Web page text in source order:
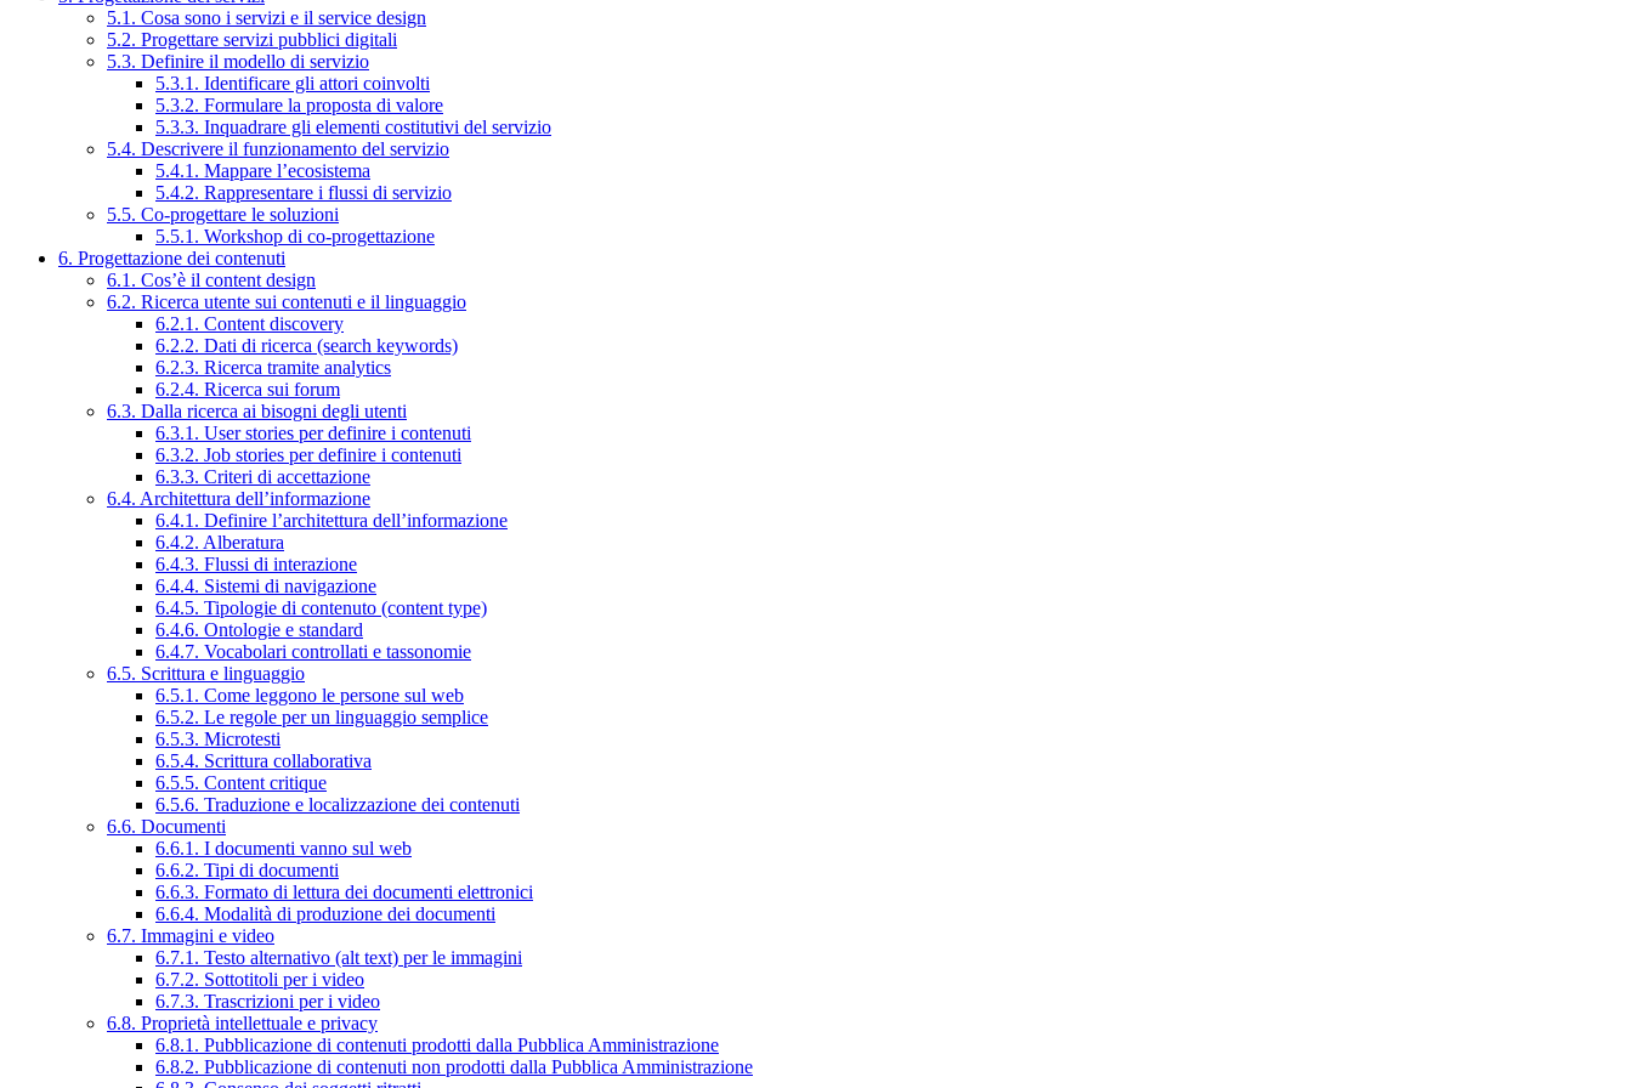
5.1. Cosa sono i servizi e il service design
5.2. Progettare servizi pubblici digitali
5.3. Definire il modello di servizio
5.3.1. Identificare gli attori coinvolti
5.3.2. Formulare la proposta di valore
5.3.3. Inquadrare gli elementi costitutivi del servizio
5.4. Descrivere il funzionamento del servizio
5.4.1. Mappare l’ecosistema
5.4.2. Rappresentare i flussi di servizio
5.5. Co-progettare le soluzioni
5.5.1. Workshop di co-progettazione
6. Progettazione dei contenuti
6.1. Cos’è il content design
6.2. Ricerca utente sui contenuti e il linguaggio
6.2.1. Content discovery
6.2.2. Dati di ricerca (search keywords)
6.2.3. Ricerca tramite analytics
6.2.4. Ricerca sui forum
6.3. Dalla ricerca ai bisogni degli utenti
6.3.1. User stories per definire i contenuti
6.3.2. Job stories per definire i contenuti
6.3.3. Criteri di accettazione
6.4. Architettura dell’informazione
6.4.1. Definire l’architettura dell’informazione
6.4.2. Alberatura
6.4.3. Flussi di interazione
6.4.4. Sistemi di navigazione
6.4.5. Tipologie di contenuto (content type)
6.4.6. Ontologie e standard
6.4.7. Vocabolari controllati e tassonomie
6.5. Scrittura e linguaggio
6.5.1. Come leggono le persone sul web
6.5.2. Le regole per un linguaggio semplice
6.5.3. Microtesti
6.5.4. Scrittura collaborativa
6.5.5. Content critique
6.5.6. Traduzione e localizzazione dei contenuti
6.6. Documenti
6.6.1. I documenti vanno sul web
6.6.2. Tipi di documenti
6.6.3. Formato di lettura dei documenti elettronici
6.6.4. Modalità di produzione dei documenti
6.7. Immagini e video
6.7.1. Testo alternativo (alt text) per le immagini
6.7.2. Sottotitoli per i video
6.7.3. Trascrizioni per i video
6.8. Proprietà intellettuale e privacy
6.8.1. Pubblicazione di contenuti prodotti dalla Pubblica Amministrazione
6.8.2. Pubblicazione di contenuti non prodotti dalla Pubblica Amministrazione